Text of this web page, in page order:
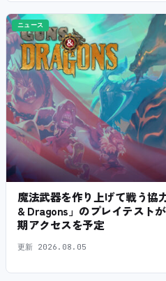
ニュース
魔法武器を作り上げて戦う協
& Dragons」のプレイテスト
期アクセスを予定
更新 2026.08.05